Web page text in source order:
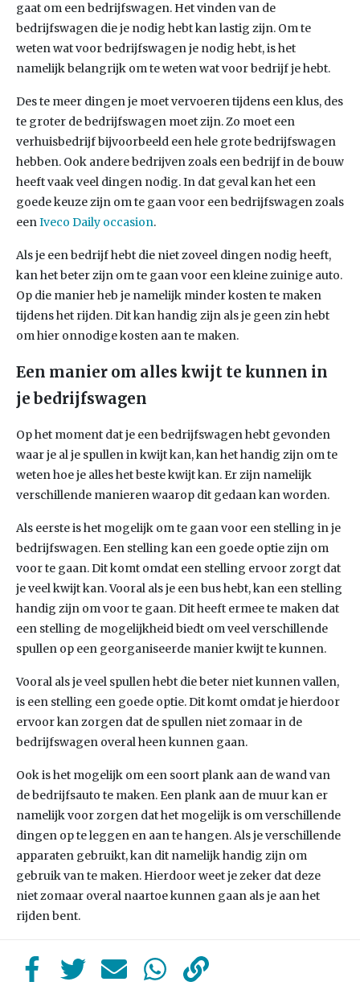
gaat om een bedrijfswagen. Het vinden van de
bedrijfswagen die je nodig hebt kan lastig zijn. Om te
weten wat voor bedrijfswagen je nodig hebt, is het
namelijk belangrijk om te weten wat voor bedrijf je hebt.
Des te meer dingen je moet vervoeren tijdens een klus, des
te groter de bedrijfswagen moet zijn. Zo moet een
verhuisbedrijf bijvoorbeeld een hele grote bedrijfswagen
hebben. Ook andere bedrijven zoals een bedrijf in de bouw
heeft vaak veel dingen nodig. In dat geval kan het een
goede keuze zijn om te gaan voor een bedrijfswagen zoals
eenIveco Daily occasion.
Als je een bedrijf hebt die niet zoveel dingen nodig heeft,
kan het beter zijn om te gaan voor een kleine zuinige auto.
Op die manier heb je namelijk minder kosten te maken
tijdens het rijden. Dit kan handig zijn als je geen zin hebt
om hier onnodige kosten aan te maken.
Een manier om alles kwijt te kunnen in
je bedrijfswagen
Op het moment dat je een bedrijfswagen hebt gevonden
waar je al je spullen in kwijt kan, kan het handig zijn om te
weten hoe je alles het beste kwijt kan. Er zijn namelijk
verschillende manieren waarop dit gedaan kan worden.
Als eerste is het mogelijk om te gaan voor een stelling in je
bedrijfswagen. Een stelling kan een goede optie zijn om
voor te gaan. Dit komt omdat een stelling ervoor zorgt dat
je veel kwijt kan. Vooral als je een bus hebt, kan een stelling
handig zijn om voor te gaan. Dit heeft ermee te maken dat
een stelling de mogelijkheid biedt om veel verschillende
spullen op een georganiseerde manier kwijt te kunnen.
Vooral als je veel spullen hebt die beter niet kunnen vallen,
is een stelling een goede optie. Dit komt omdat je hierdoor
ervoor kan zorgen dat de spullen niet zomaar in de
bedrijfswagen overal heen kunnen gaan.
Ook is het mogelijk om een soort plank aan de wand van
de bedrijfsauto te maken. Een plank aan de muur kan er
namelijk voor zorgen dat het mogelijk is om verschillende
dingen op te leggen en aan te hangen. Als je verschillende
apparaten gebruikt, kan dit namelijk handig zijn om
gebruik van te maken. Hierdoor weet je zeker dat deze
niet zomaar overal naartoe kunnen gaan als je aan het
rijden bent.